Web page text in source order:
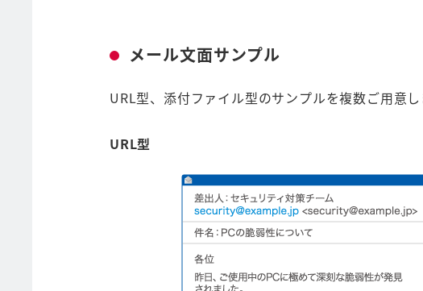
メール文面サンプル
URL型、添付ファイル型のサンプルを複数ご用意
URL型